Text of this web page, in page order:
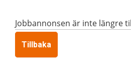
Jobbannonsen är inte längre
Tillbaka